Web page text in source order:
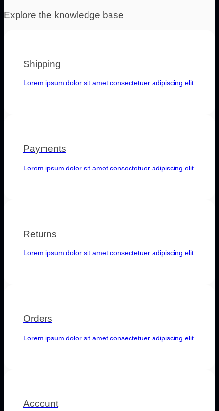
Explore the knowledge base
Shipping
Lorem ipsum dolor sit amet consectetuer adipiscing elit.
Payments
Lorem ipsum dolor sit amet consectetuer adipiscing elit.
Returns
Lorem ipsum dolor sit amet consectetuer adipiscing elit.
Orders
Lorem ipsum dolor sit amet consectetuer adipiscing elit.
Account